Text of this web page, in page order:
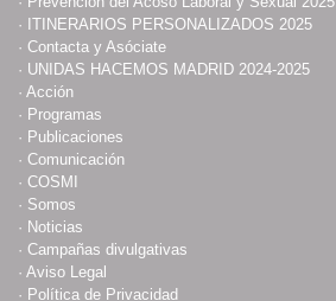
· ITINERARIOS PERSONALIZADOS 2025
· Contacta y Asóciate
· UNIDAS HACEMOS MADRID 2024-2025
· Acción
· Programas
· Publicaciones
· Comunicación
· COSMI
· Somos
· Noticias
· Campañas divulgativas
· Aviso Legal
· Política de Privacidad